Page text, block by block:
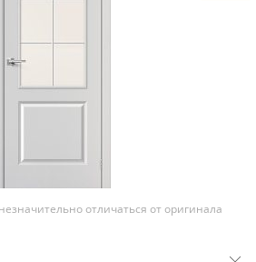
отличаться от оригинала